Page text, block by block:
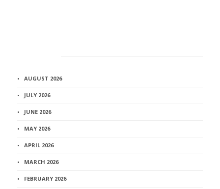
AUGUST 2026
JULY 2026
JUNE 2026
MAY 2026
APRIL 2026
MARCH 2026
FEBRUARY 2026